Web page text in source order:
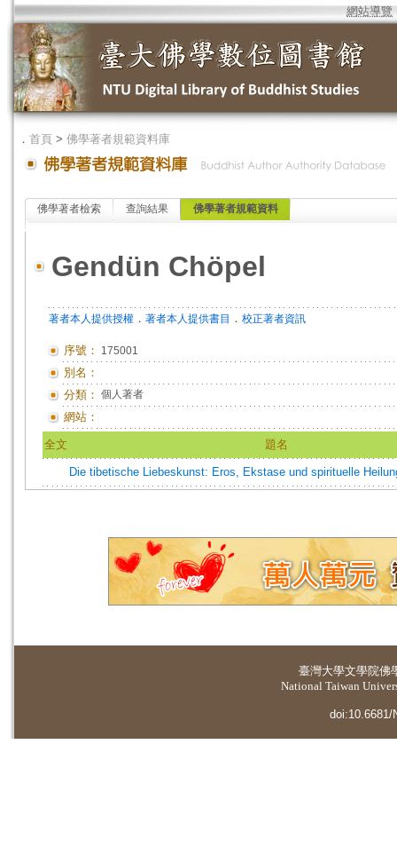
網站導覽
． 首頁 > 佛學著者規範資料庫
佛學著者檢索 查詢結果 佛學著者規範資料
Gendün Chöpel
著者本人提供授權 ． 著者本人提供書目 ． 校正著者資訊
序號： 175001
別名：
分類： 個人著者
網站：
全文 題名
Die tibetische Liebeskunst: Eros, Ekstase und spirituelle
臺灣大學文學院佛
National Taiwan
doi:10.6681/